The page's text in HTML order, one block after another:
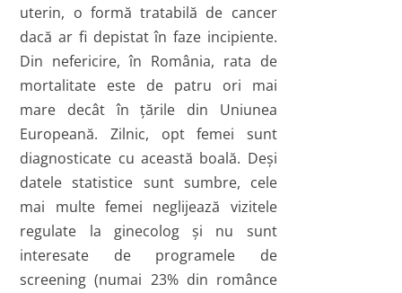
uterin, o formă tratabilă de cancer
dacă ar fi depistat în faze incipiente.
Din nefericire, în România, rata de
mortalitate este de patru ori mai
mare decât în ţările din Uniunea
Europeană. Zilnic, opt femei sunt
diagnosticate cu această boală. Deşi
datele statistice sunt sumbre, cele
mai multe femei neglijează vizitele
regulate la ginecolog şi nu sunt
interesate de programele de
screening (numai 23% din românce